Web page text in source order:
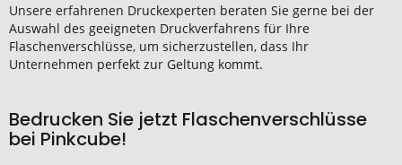
Unsere erfahrenen Druckexperten beraten Sie gerne bei der
Auswahl des geeigneten Druckverfahrens für Ihre
Flaschenverschlüsse, um sicherzustellen, dass Ihr
Unternehmen perfekt zur Geltung kommt.
Bedrucken Sie jetzt Flaschenverschlüsse
bei Pinkcube!